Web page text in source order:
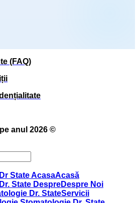
(FAQ)
anul 2026 ©
Acasă
Despre Noi
Servicii